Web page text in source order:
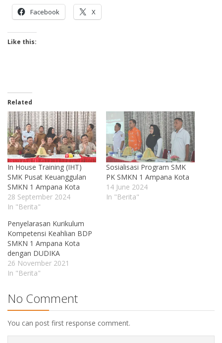
Facebook X
Like this:
Related
In House Training (IHT)
SMK Pusat Keuanggulan
SMKN 1 Ampana Kota
28 September 2024
In "Berita"
Sosialisasi Program SMK
PK SMKN 1 Ampana Kota
14 June 2024
In "Berita"
Penyelarasan Kurikulum
Kompetensi Keahlian BDP
SMKN 1 Ampana Kota
dengan DUDIKA
26 November 2021
In "Berita"
No Comment
You can post first response comment.